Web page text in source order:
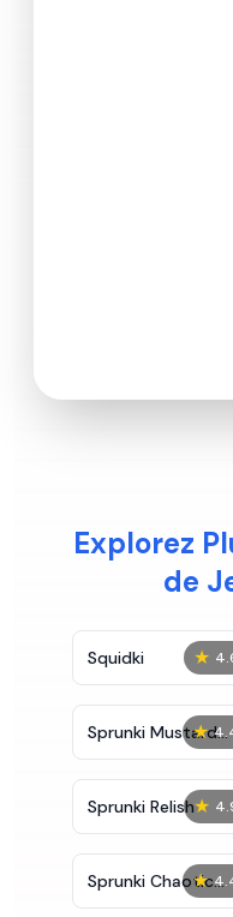
Explorez
de
★
Squidki
★
Sprunki Mustard
Phase 2
★
Sprunki Relish
★
Sprunki Chaotic
Good